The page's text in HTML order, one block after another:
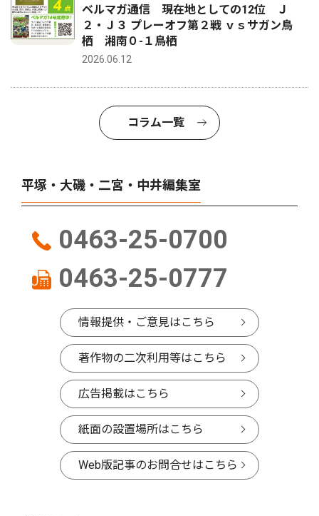
ベルマガ通信 現在地としての12位 Ｊ
２・Ｊ３ プレーオフ第２戦 ｖｓサガン鳥
栖 湘南０-１鳥栖
2026.06.12
コラム一覧
平塚・大磯・二宮・中井編集室
0463-25-0700
0463-25-0777
情報提供・ご意見はこちら
著作物の二次利用等はこちら
広告掲載はこちら
紙面の設置場所はこちら
Web版記事のお問合せはこちら